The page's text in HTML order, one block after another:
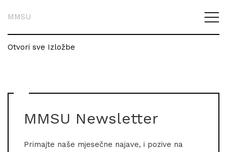
MMSU
Otvori sve Izložbe
MMSU Newsletter
Primajte naše mjesečne najave, i pozive na